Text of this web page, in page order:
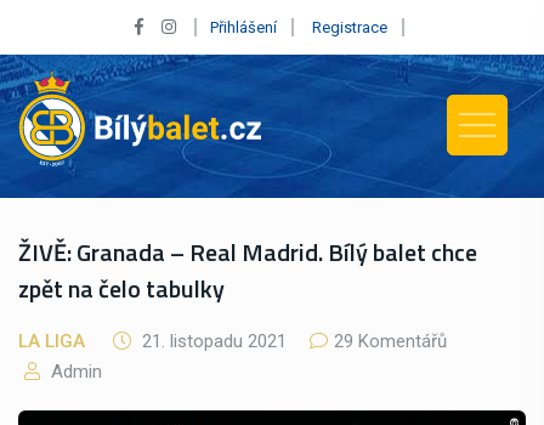
Přihlášení Registrace
ŽIVĚ: Granada – Real Madrid. Bílý balet chce
zpět na čelo tabulky
LA LIGA 21. listopadu 2021
29 Komentářů
Admin